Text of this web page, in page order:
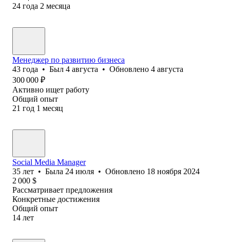
24 года 2 месяца
Менеджер по развитию бизнеса
43 года • Был 4 августа • Обновлено 4 августа
300 000 ₽
Активно ищет работу
Общий опыт
21 год 1 месяц
Social Media Manager
35 лет • Была 24 июля • Обновлено 18 ноября 2024
2 000 $
Рассматривает предложения
Конкретные достижения
Общий опыт
14 лет